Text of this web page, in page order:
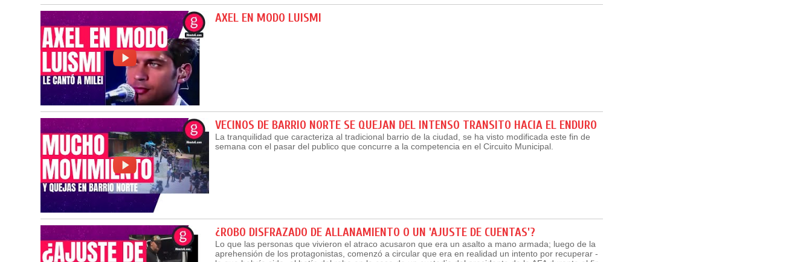
AXEL EN MODO LUISMI
VECINOS DE BARRIO NORTE SE QUEJAN DEL INTENSO TRANSITO HACIA EL ENDURO
La tranquilidad que caracteriza al tradicional barrio de la ciudad, se ha visto modificada este fin de
semana con el pasar del publico que concurre a la competencia en el Circuito Municipal.
¿ROBO DISFRAZADO DE ALLANAMIENTO O UN 'AJUSTE DE CUENTAS'?
Lo que las personas que vivieron el atraco acusaron que era un asalto a mano armada; luego de la
aprehensión de los protagonistas, comenzó a circular que era en realidad un intento por recuperar -